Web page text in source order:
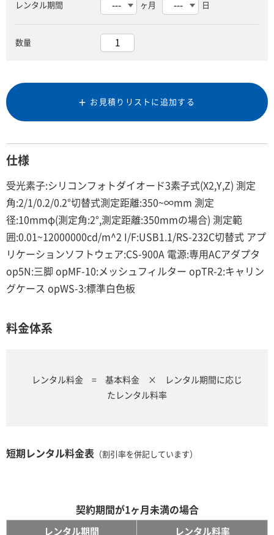
レンタル期間 ヶ月 日
数量
お見積りリストに追加する
仕様
受光素子:シリコンフォトダイオード3素子式(X2,Y,Z) 測定
角:2/1/0.2/0.2°切替式測定距離:350~∞mm 測定
径:10mmφ(測定角:2°,測定距離:350mmの場合) 測定範
囲:0.01~12000000cd/m^2 I/F:USB1.1/RS-232C切替式 アプ
リケーションソフトウェア:CS-900A 電源:専用ACアダプタ
op5N:三脚 opMF-10:メッシュフィルター opTR-2:キャリン
グケース opWS-3:標準白色板
料金体系
レンタル料金 = 基本料金 × レンタル期間に応じ
たレンタル料率
短期レンタル料金表 （割引率を併記しています）
契約期間が1ヶ月未満の場合
レンタル期間 レンタル料率